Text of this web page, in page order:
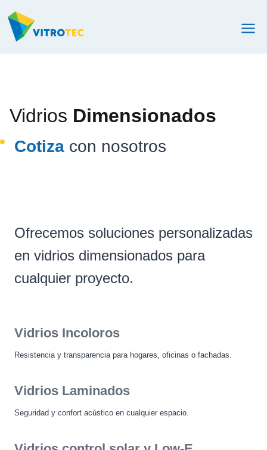
contenido
Vidrios Dimensionados
Cotiza con nosotros
Ofrecemos soluciones personalizadas
en vidrios dimensionados para
cualquier proyecto.
Vidrios Incoloros
Resistencia y transparencia para hogares, oficinas o fachadas.
Vidrios Laminados
Seguridad y confort acústico en cualquier espacio.